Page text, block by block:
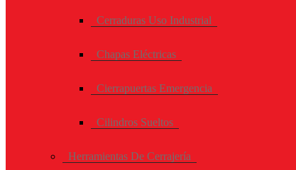
Cerraduras Uso Industrial
Chapas Eléctricas
Cierrapuertas Emergencia
Cilindros Sueltos
Herramientas De Cerrajería